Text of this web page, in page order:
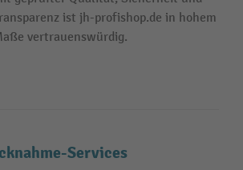
ist jh-profishop.de in hohem
vertrauenswürdig.
Services